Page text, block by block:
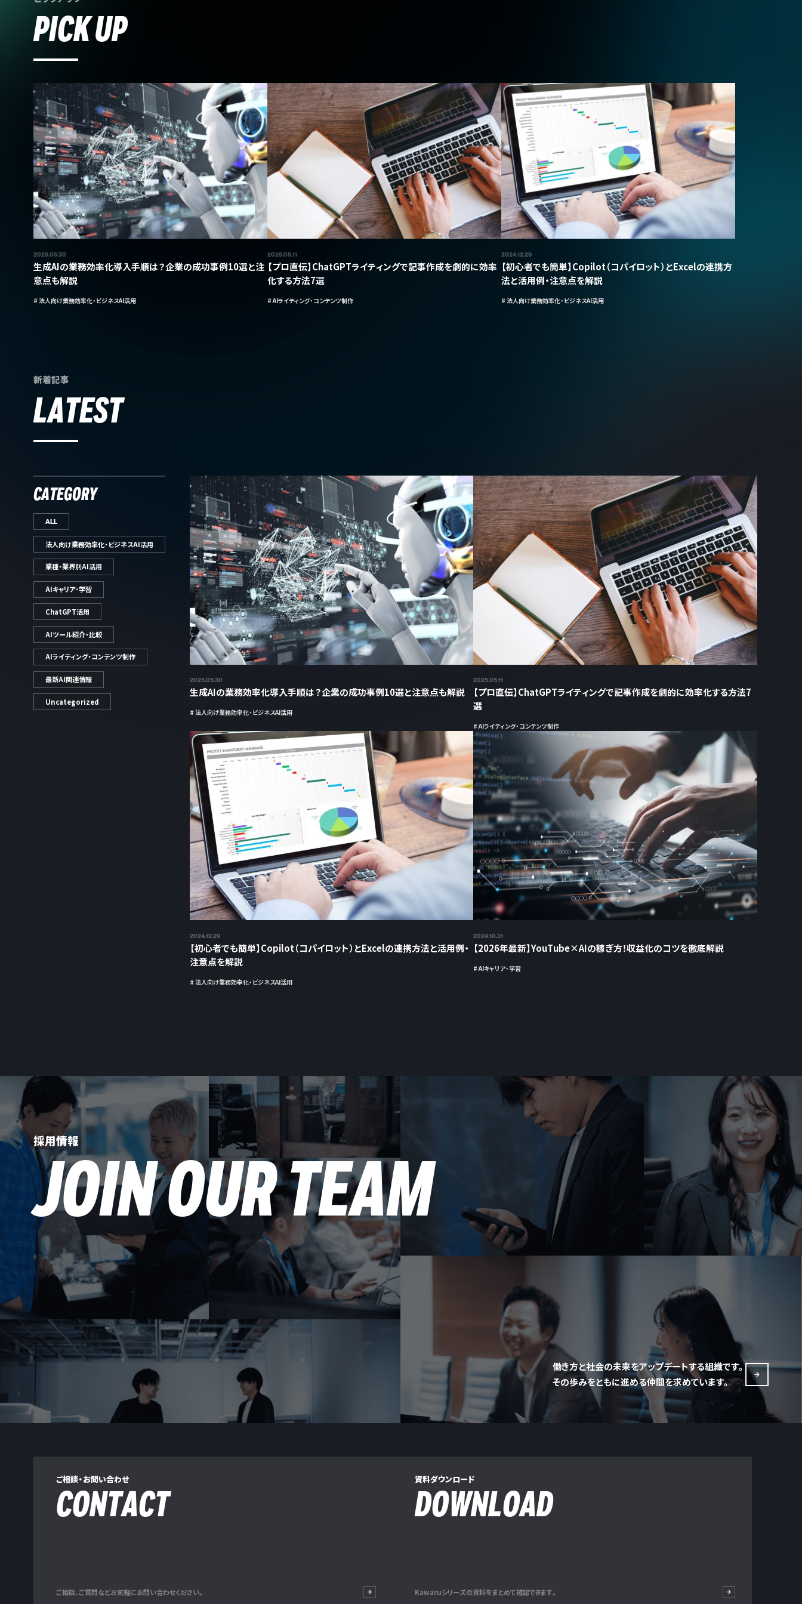
PICK UP
2025.05.30
生成AIの業務効率化導入手順は？企業の成功事例10選と注
意点も解説
# 法人向け業務効率化・ビジネスAI活用
2025.05.11
【プロ直伝】ChatGPTライティングで記事作成を劇的に効率
化する方法7選
# AIライティング・コンテンツ制作
2024.12.29
【初心者でも簡単】Copilot（コパイロット）とExcelの連携方
法と活用例・注意点を解説
# 法人向け業務効率化・ビジネスAI活用
新着記事
LATEST
CATEGORY
ALL
法人向け業務効率化・ビジネスAI活用
業種・業界別AI活用
AIキャリア・学習
ChatGPT活用
AIツール紹介・比較
AIライティング・コンテンツ制作
最新AI関連情報
Uncategorized
2025.05.30
生成AIの業務効率化導入手順は？企業の成功事例10選と注意点も解説
# 法人向け業務効率化・ビジネスAI活用
2025.05.11
【プロ直伝】ChatGPTライティングで記事作成を劇的に効率化する方法7
選
# AIライティング・コンテンツ制作
2024.12.29
【初心者でも簡単】Copilot（コパイロット）とExcelの連携方法と活用例・
注意点を解説
# 法人向け業務効率化・ビジネスAI活用
2024.10.31
【2026年最新】YouTube×AIの稼ぎ方！収益化のコツを徹底解説
# AIキャリア・学習
採用情報
JOIN OUR TEAM
働き方と社会の未来をアップデートする組織です。
その歩みをともに進める仲間を求めています。
ご相談・お問い合わせ
CONTACT
ご相談、ご質問などお気軽にお問い合わせください。
資料ダウンロード
DOWNLOAD
Kawaruシリーズの資料をまとめて確認できます。